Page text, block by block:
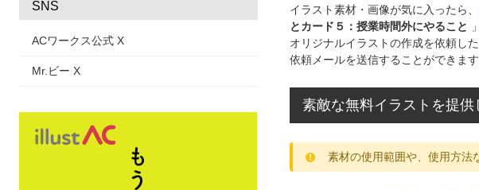
SNS
ACワークス公式 X
Mr.ビー X
イラスト素材・画像が気に入ったら、
とカード５：授業時間外にやること
オリジナルイラストの作成を依頼し
依頼メールを送信することができま
素敵な無料イラストを提供
素材の使用範囲や、使用方法